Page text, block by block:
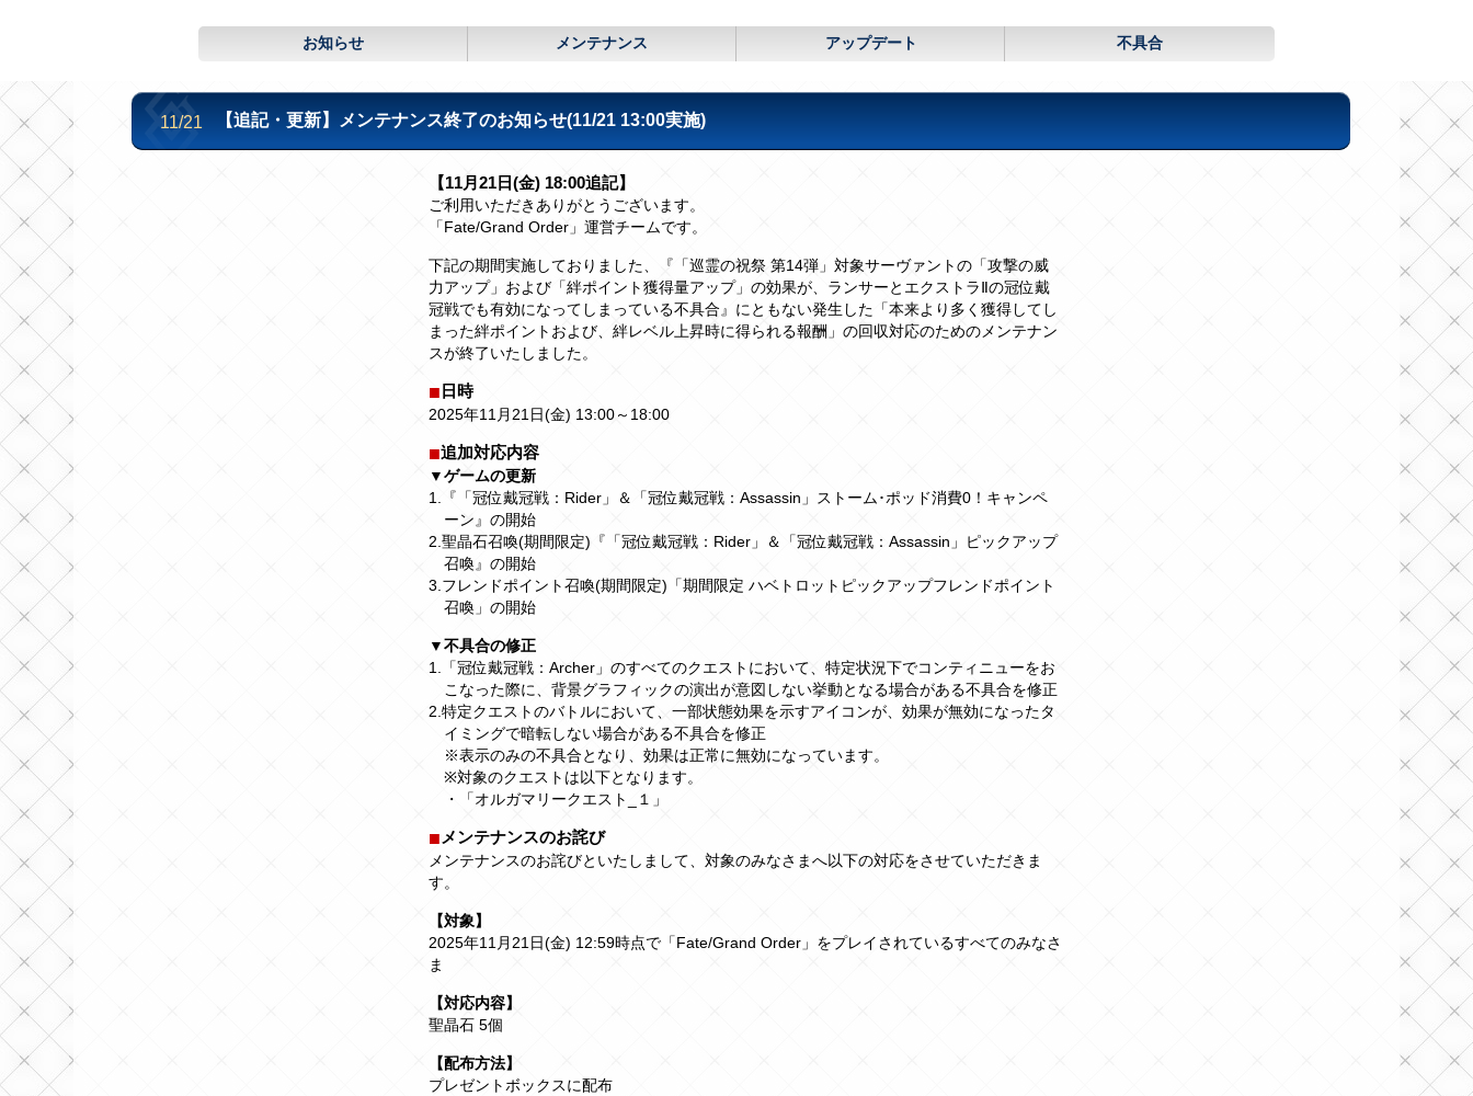
お知らせ メンテナンス アップデート 不具合
11/21 【追記・更新】メンテナンス終了のお知らせ(11/21 13:00実施)
【11月21日(金) 18:00追記】
ご利用いただきありがとうございます。
「Fate/Grand Order」運営チームです。
下記の期間実施しておりました、『「巡霊の祝祭 第14弾」対象サーヴァントの「攻撃の威
力アップ」および「絆ポイント獲得量アップ」の効果が、ランサーとエクストラⅡの冠位戴
冠戦でも有効になってしまっている不具合』にともない発生した「本来より多く獲得してし
まった絆ポイントおよび、絆レベル上昇時に得られる報酬」の回収対応のためのメンテナン
スが終了いたしました。
日時
2025年11月21日(金) 13:00～18:00
追加対応内容
▼ゲームの更新
1.『「冠位戴冠戦：Rider」＆「冠位戴冠戦：Assassin」ストーム･ポッド消費0！キャンペ
ーン』の開始
2.聖晶石召喚(期間限定)『「冠位戴冠戦：Rider」＆「冠位戴冠戦：Assassin」ピックアップ
召喚』の開始
3.フレンドポイント召喚(期間限定)「期間限定 ハベトロットピックアップフレンドポイント
召喚」の開始
▼不具合の修正
1.「冠位戴冠戦：Archer」のすべてのクエストにおいて、特定状況下でコンティニューをお
こなった際に、背景グラフィックの演出が意図しない挙動となる場合がある不具合を修正
2.特定クエストのバトルにおいて、一部状態効果を示すアイコンが、効果が無効になったタ
イミングで暗転しない場合がある不具合を修正
※表示のみの不具合となり、効果は正常に無効になっています。
※対象のクエストは以下となります。
・「オルガマリークエスト_１」
メンテナンスのお詫び
メンテナンスのお詫びといたしまして、対象のみなさまへ以下の対応をさせていただきま
す。
【対象】
2025年11月21日(金) 12:59時点で「Fate/Grand Order」をプレイされているすべてのみなさ
ま
【対応内容】
聖晶石 5個
【配布方法】
プレゼントボックスに配布